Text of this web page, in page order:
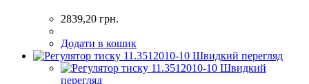
2839,20 грн.
Додати в кошик
Швидкий перегляд
Швидкий
перегляд